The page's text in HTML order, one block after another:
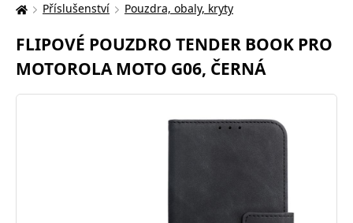
Zde
nacházíte:
Příslušenství Pouzdra, obaly, kryty
FLIPOVÉ POUZDRO TENDER BOOK PRO
MOTOROLA MOTO G06, ČERNÁ